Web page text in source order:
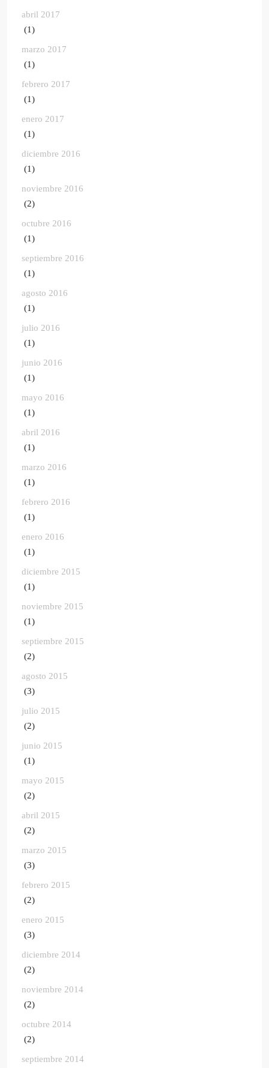
abril 2017
(1)
marzo 2017
(1)
febrero 2017
(1)
enero 2017
(1)
diciembre 2016
(1)
noviembre 2016
(2)
octubre 2016
(1)
septiembre 2016
(1)
agosto 2016
(1)
julio 2016
(1)
junio 2016
(1)
mayo 2016
(1)
abril 2016
(1)
marzo 2016
(1)
febrero 2016
(1)
enero 2016
(1)
diciembre 2015
(1)
noviembre 2015
(1)
septiembre 2015
(2)
agosto 2015
(3)
julio 2015
(2)
junio 2015
(1)
mayo 2015
(2)
abril 2015
(2)
marzo 2015
(3)
febrero 2015
(2)
enero 2015
(3)
diciembre 2014
(2)
noviembre 2014
(2)
octubre 2014
(2)
septiembre 2014